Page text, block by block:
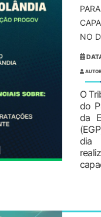
NO
O
do
da
dia